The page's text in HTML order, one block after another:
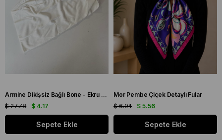
Armine Dikişsiz Bağlı Bone - Ekru Koyu 342 - 41275
$ 4.17
$ 27.78
Sepete Ekle
Mor Pembe Çiçek Detaylı Fular
$ 5.56
$ 6.94
Sepete Ekle